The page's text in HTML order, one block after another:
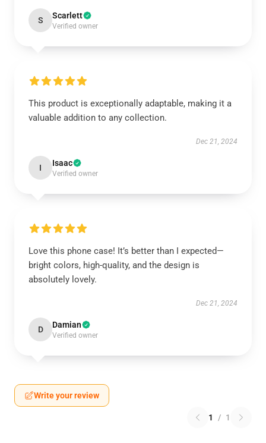
S Scarlett
Verified owner
This product is exceptionally adaptable, making it a
valuable addition to any collection.
Dec 21, 2024
I Isaac
Verified owner
Love this phone case! It’s better than I expected—
bright colors, high-quality, and the design is
absolutely lovely.
Dec 21, 2024
D Damian
Verified owner
Write your review
1 / 1